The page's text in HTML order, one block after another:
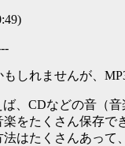
もしれませんが、
、CDなどの音（
をたくさん保存で
はたくさんあって